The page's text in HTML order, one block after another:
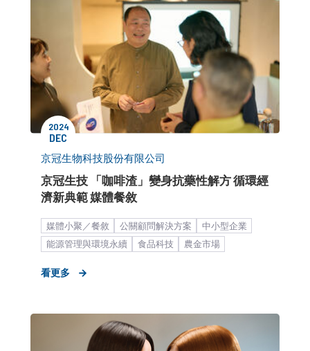
2024
DEC
京冠生物科技股份有限公司
京冠生技 「咖啡渣」變身抗藥性解方 循環經
濟新典範 媒體餐敘
媒體小聚／餐敘 公關顧問解決方案
中小型企業
能源管理與環境永續
食品科技
農金市場
看更多